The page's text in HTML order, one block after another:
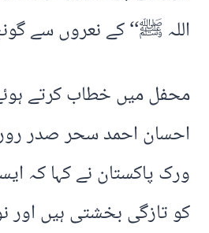
اللہ ﷺ‘‘ کے نعروں سے
محفل میں خطاب کرتے
احسان احمد سحر صدر
ورک پاکستان نے کہا کہ
کو تازگی بخشتی ہیں اور